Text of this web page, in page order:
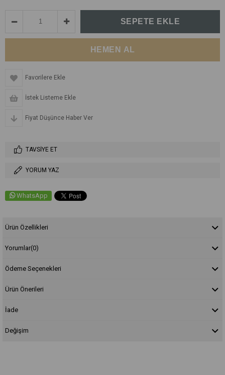
Favorilere Ekle
İstek Listeme Ekle
Fiyat Düşünce Haber Ver
TAVSIYE ET
YORUM YAZ
WhatsApp
Ürün Özellikleri
Yorumlar(0)
Ödeme Seçenekleri
Ürün Önerileri
İade
Değişim